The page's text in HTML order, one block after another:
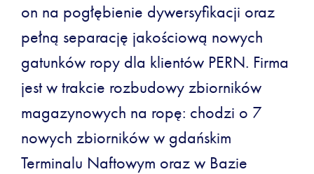
on na pogłębienie dywersyfikacji oraz
pełną separację jakościową nowych
gatunków ropy dla klientów PERN. Firma
jest w trakcie rozbudowy zbiorników
magazynowych na ropę: chodzi o 7
nowych zbiorników w gdańskim
Terminalu Naftowym oraz w Bazie